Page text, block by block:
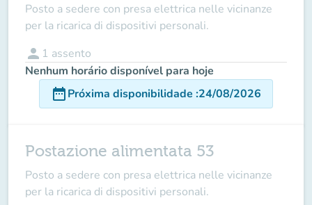
Posto a sedere con presa elettrica nelle vicinanze
per la ricarica di dispositivi personali.
person 1 assento
Nenhum horário disponível para hoje
date_rangePróxima disponibilidade :24/08/2026
Postazione alimentata 53
Posto a sedere con presa elettrica nelle vicinanze
per la ricarica di dispositivi personali.